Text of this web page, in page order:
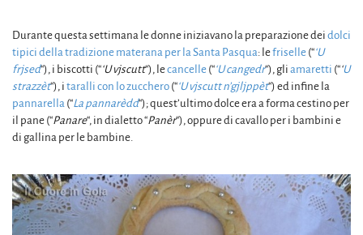
Durante questa settimana le donne iniziavano la preparazione dei dolci
tipici della tradizione materana per la Santa Pasqua: lefriselle (“‘U
frjsed“), i biscotti (“‘U vjscutt“), lecancelle (“‘U cangedr“), gli amaretti (“‘U
strazzèt“), i taralli con lo zucchero (“‘U vjscutt n’gjljppèt“) ed infine la
pannarella (“La pannarèdd“); quest’ultimo dolce era a forma cestino per
il pane (“Panare“, in dialetto “Panèr“), oppure di cavallo per i bambini e
di gallina per le bambine.